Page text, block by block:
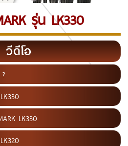
รุ่น LK330
วีดีโอ
LK330